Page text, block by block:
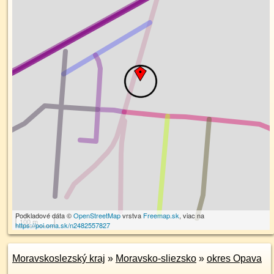
100 m
Podkladové dáta ©OpenStreetMapvrstva Freemap.sk, viac na
https://poi.oma.sk/n2482557827
Moravskoslezský kraj » Moravsko-sliezsko » okres Opava